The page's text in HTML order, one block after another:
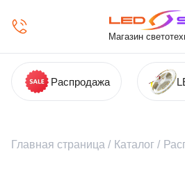
Магазин
Распродажа
Главная страница / Каталог /